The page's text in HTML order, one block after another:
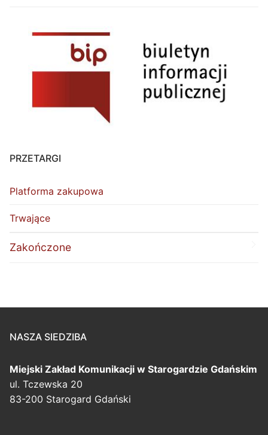
PRZETARGI
Platforma zakupowa
Trwające
Zakończone
NASZA SIEDZIBA
Miejski Zakład Komunikacji w Starogardzie Gdańskim
ul. Tczewska 20
83-200 Starogard Gdański